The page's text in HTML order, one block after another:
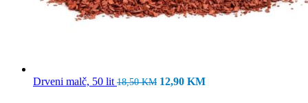
Drveni malč, 50 lit 18,50KM Izvorna
12,90 KMTrenutna